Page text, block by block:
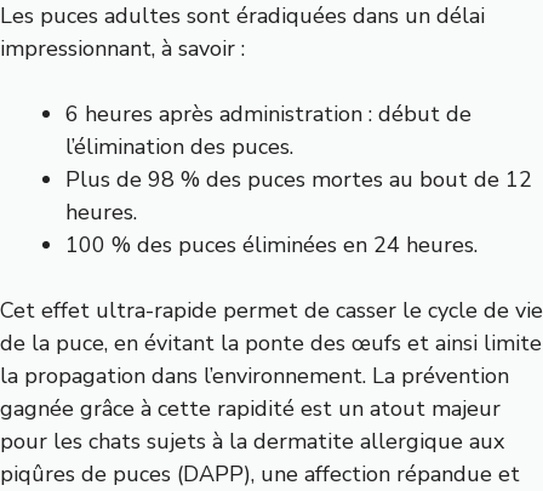
Les puces adultes sont éradiquées dans un délai
impressionnant, à savoir :
6 heures après administration : début de
l’élimination des puces.
Plus de 98 % des puces mortes au bout de 12
heures.
100 % des puces éliminées en 24 heures.
Cet effet ultra-rapide permet de casser le cycle de vie
de la puce, en évitant la ponte des œufs et ainsi limite
la propagation dans l’environnement. La prévention
gagnée grâce à cette rapidité est un atout majeur
pour les chats sujets à la dermatite allergique aux
piqûres de puces (DAPP), une affection répandue et